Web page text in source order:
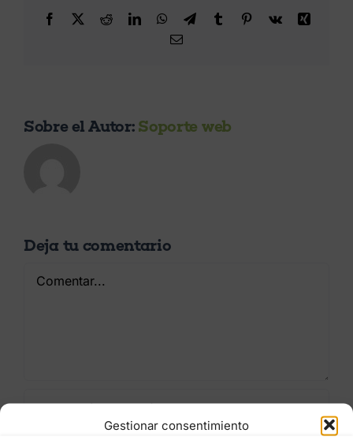
Gestionar consentimiento
Facebook
X RedditLinkedInWhatsApp
TelegramTumblr Pinterest
Vk
Xing
Correo
Sobre el Autor: Soporte web
Deja tu comentario
Comentar